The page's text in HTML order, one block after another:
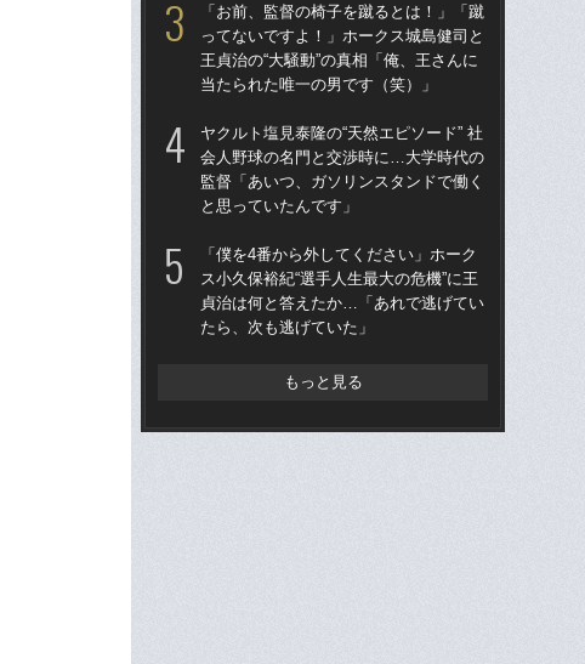
「お前、監督の椅子を蹴るとは！」「蹴
ってないですよ！」ホークス城島健司と
王貞治の“大騒動”の真相「俺、王さんに
当たられた唯一の男です（笑）」
ヤクルト塩見泰隆の“天然エピソード” 社
会人野球の名門と交渉時に…大学時代の
監督「あいつ、ガソリンスタンドで働く
と思っていたんです」
「僕を4番から外してください」ホーク
ス小久保裕紀“選手人生最大の危機”に王
貞治は何と答えたか…「あれで逃げてい
たら、次も逃げていた」
もっと見る